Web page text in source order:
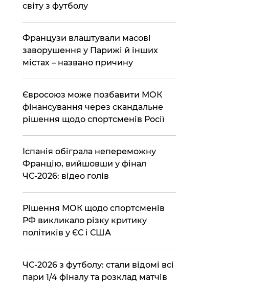
світу з футболу
Французи влаштували масові
заворушення у Парижі й інших
містах – названо причину
Євросоюз може позбавити МОК
фінансування через скандальне
рішення щодо спортсменів Росії
Іспанія обіграла непереможну
Францію, вийшовши у фінал
ЧС-2026: відео голів
Рішення МОК щодо спортсменів
РФ викликало різку критику
політиків у ЄС і США
ЧС-2026 з футболу: стали відомі всі
пари 1/4 фіналу та розклад матчів